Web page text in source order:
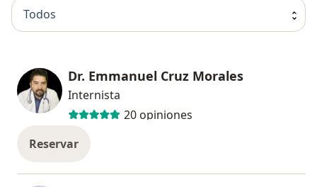
Todos
Dr. Emmanuel Cruz Morales
Internista
20 opiniones
Reservar